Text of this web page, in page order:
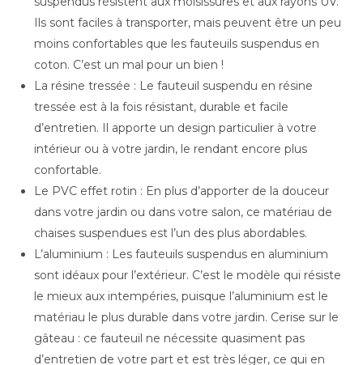
Ils sont faciles à transporter, mais peuvent être un peu
moins confortables que les fauteuils suspendus en
coton. C’est un mal pour un bien !
La résine tressée : Le fauteuil suspendu en résine
tressée est à la fois résistant, durable et facile
d’entretien. Il apporte un design particulier à votre
intérieur ou à votre jardin, le rendant encore plus
confortable.
Le PVC effet rotin : En plus d’apporter de la douceur
dans votre jardin ou dans votre salon, ce matériau de
chaises suspendues est l’un des plus abordables.
L’aluminium : Les fauteuils suspendus en aluminium
sont idéaux pour l’extérieur. C’est le modèle qui résiste
le mieux aux intempéries, puisque l’aluminium est le
matériau le plus durable dans votre jardin. Cerise sur le
gâteau : ce fauteuil ne nécessite quasiment pas
d’entretien de votre part et est très léger, ce qui en